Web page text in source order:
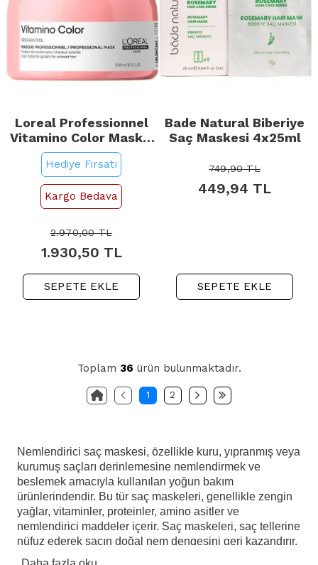
Loreal Professionnel
Vitamino Color Mask -
Renk Koruyucu Saç
Bakım Maskesi 500ml
Hediye Fırsatı
Kargo Bedava
2.970,00TL
1.930,50 TL
SEPETE EKLE
Bade Natural Biberiye
Saç Maskesi 4x25ml
749,90TL
449,94 TL
SEPETE EKLE
Toplam 36 ürün bulunmaktadır.
1 2
Nemlendirici saç maskesi, özellikle kuru, yıpranmış veya
kurumuş saçları derinlemesine nemlendirmek ve
beslemek amacıyla kullanılan yoğun bakım
ürünlerindendir. Bu tür saç maskeleri, genellikle zengin
yağlar, vitaminler, proteinler, amino asitler ve
nemlendirici maddeler içerir. Saç maskeleri, saç tellerine
nüfuz ederek saçın doğal nem dengesini geri kazandırır,
kuruluğu azaltır ve saçın elastikiyetini artırarak daha